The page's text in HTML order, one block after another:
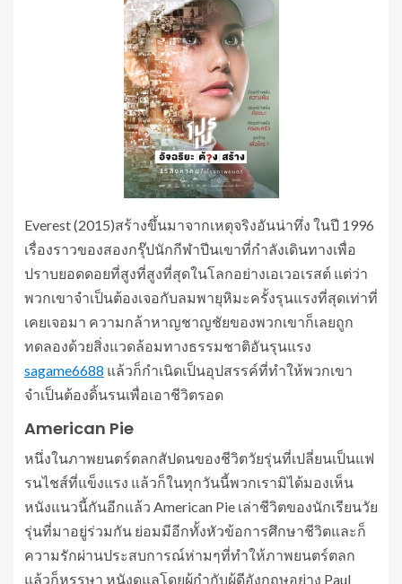
Everest (2015)สร้างขึ้นมาจากเหตุจริงอันน่าทึ่ง ในปี 1996
เรื่องราวของสองกรุ๊ปนักกีฬาปีนเขาที่กำลังเดินทางเพื่อ
ปราบยอดดอยที่สูงที่สูงที่สุดในโลกอย่างเอเวอเรสต์ แต่ว่า
พวกเขาจำเป็นต้องเจอกับลมพายุหิมะครั้งรุนแรงที่สุดเท่าที่
เคยเจอมา ความกล้าหาญชาญชัยของพวกเขาก็เลยถูก
ทดลองด้วยสิ่งแวดล้อมทางธรรมชาติอันรุนแรง
sagame6688 แล้วก็กำเนิดเป็นอุปสรรค์ที่ทำให้พวกเขา
จำเป็นต้องดิ้นรนเพื่อเอาชีวิตรอด
American Pie
หนึ่งในภาพยนตร์ตลกสัปดนของชีวิตวัยรุ่นที่เปลี่ยนเป็นแฟ
รนไชส์ที่แข็งแรง แล้วก็ในทุกวันนี้พวกเรามิได้มองเห็น
หนังแนวนี้กันอีกแล้ว American Pie เล่าชีวิตของนักเรียนวัย
รุ่นที่มาอยู่ร่วมกัน ย่อมมีอีกทั้งหัวข้อการศึกษาชีวิตและก็
ความรักผ่านประสบการณ์ห่ามๆที่ทำให้ภาพยนตร์ตลก
แล้วก็หรรษา หนังดูแลโดยผู้กำกับผู้ดีอังกฤษอย่าง Paul